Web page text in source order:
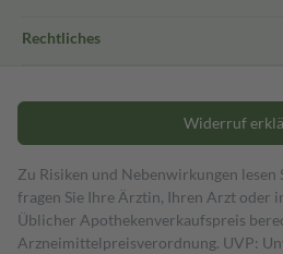
Rechtliches
Widerruf
Zu Risiken und Nebenwirkungen lesen
fragen Sie Ihre Ärztin, Ihren Arzt oder
Üblicher Apothekenverkaufspreis
Arzneimittelpreisverordnung. UVP: